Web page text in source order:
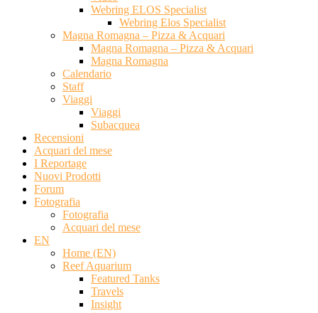
Webring ELOS Specialist
Webring Elos Specialist
Magna Romagna – Pizza & Acquari
Magna Romagna – Pizza & Acquari
Magna Romagna
Calendario
Staff
Viaggi
Viaggi
Subacquea
Recensioni
Acquari del mese
I Reportage
Nuovi Prodotti
Forum
Fotografia
Fotografia
Acquari del mese
EN
Home (EN)
Reef Aquarium
Featured Tanks
Travels
Insight